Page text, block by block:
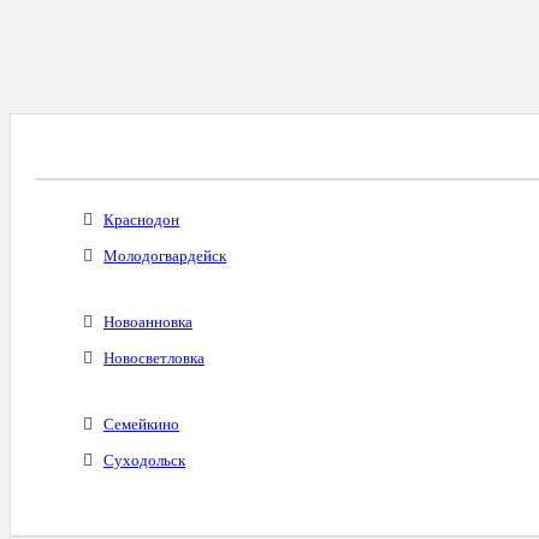
Краснодон
Молодогвардейск
Новоанновка
Новосветловка
Семейкино
Суходольск